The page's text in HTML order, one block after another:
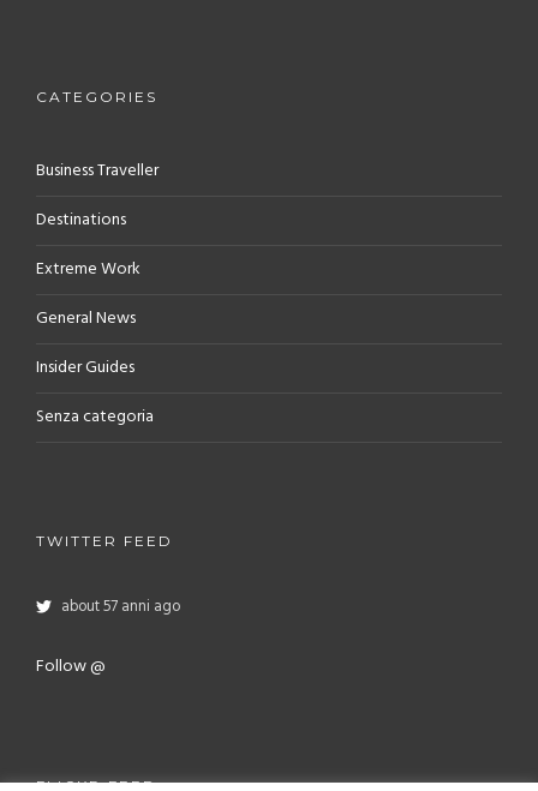
CATEGORIES
Business Traveller
Destinations
Extreme Work
General News
Insider Guides
Senza categoria
TWITTER FEED
about 57 anni ago
Follow @
FLICKR FEED